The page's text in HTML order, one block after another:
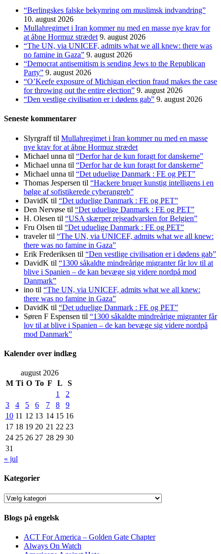
“Berlingskes falske bekymring om muslimsk indvandring”
10. august 2026
Mullahregimet i Iran kommer nu med en masse nye krav for
at åbne Hormuz strædet 9. august 2026
“The UN, via UNICEF, admits what we all knew: there was
no famine in Gaza” 9. august 2026
“Democrat antisemitism is sending Jews to the Republican
Party” 9. august 2026
“O’Keefe exposure of Michigan election fraud makes the case
for throwing out the entire election” 9. august 2026
“Den vestlige civilisation er i dødens gab” 9. august 2026
Seneste kommentarer
Slyrgrafftil Mullahregimet i Iran kommer nu med en masse
nye krav for at åbne Hormuz strædet
Michael unna til “Derfor har de kun foragt for danskerne”
Michael unna til “Derfor har de kun foragt for danskerne”
Michael unna til “Det uduelige Danmark : FE og PET”
Thomas Jespersen til “Hackere bruger kunstig intelligens i en
bølge af sofistikerede cyberangreb”
DavidK til “Det uduelige Danmark : FE og PET”
Den Nervøse til “Det uduelige Danmark : FE og PET”
H. Olesen til “USA skærper rejseadvarslen for Belgien”
Fru Olsen til “Det uduelige Danmark : FE og PET”
travelertil “The UN, via UNICEF, admits what we all knew:
there was no famine in Gaza”
Erik Frederiksen til “Den vestlige civilisation er i dødens gab”
DavidK til “1300 såkaldte mindreårige migranter får lov til at
blive i Spanien – de kan bevæge sig videre nordpå mod
Danmark”
ino til “The UN, via UNICEF, admits what we all knew:
there was no famine in Gaza”
DavidK til “Det uduelige Danmark : FE og PET”
Søren F Espensen til “1300 såkaldte mindreårige migranter får
lov til at blive i Spanien – de kan bevæge sig videre nordpå
mod Danmark”
Kalender over indlæg
august 2026
M Ti O To F L
S
1
2
3
4 5 6 7 8
9
10 11 12 13 14 15 16
17 18 19 20 21 22 23
24 25 26 27 28 29 30
31
« jul
Kategorier
Kategorier
Blogs på engelsk
ACT For America – Golden Gate Chapter
Always On Watch